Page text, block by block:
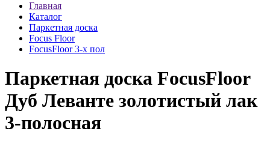
Главная
Каталог
Паркетная доска
Focus Floor
FocusFloor 3-х пол
Паркетная доска FocusFloor
Дуб Леванте золотистый лак
3-полосная